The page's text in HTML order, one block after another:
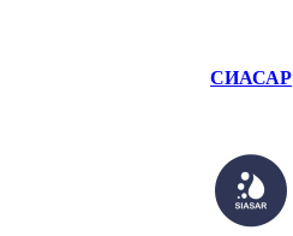
СИАСАР